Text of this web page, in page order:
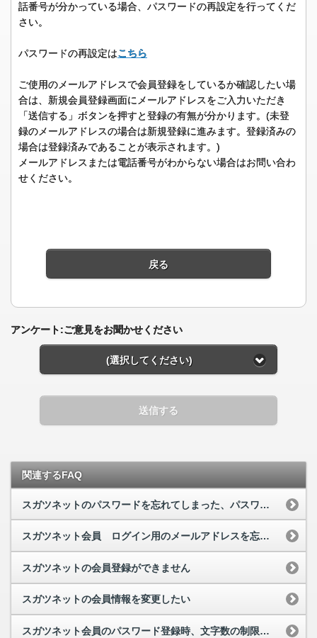
話番号が分かっている場合、パスワードの再設定を行ってくだ
さい。
パスワードの再設定はこちら
ご使用のメールアドレスで会員登録をしているか確認したい場
合は、新規会員登録画面にメールアドレスをご入力いただき
「送信する」ボタンを押すと登録の有無が分かります。(未登
録のメールアドレスの場合は新規登録に進みます。登録済みの
場合は登録済みであることが表示されます。)
メールアドレスまたは電話番号がわからない場合はお問い合わ
せください。
戻る
アンケート:ご意見をお聞かせください
(選択してください)
送信する
関連するFAQ
スガツネットのパスワードを忘れてしまった、パスワードの再発行
スガツネット会員 ログイン用のメールアドレスを忘れてしまった
スガツネットの会員登録ができません
スガツネットの会員情報を変更したい
スガツネット会員のパスワード登録時、文字数の制限はありますか